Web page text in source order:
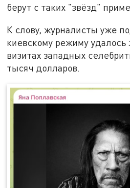
берут с таких "звёзд"
К слову, журналисты уже
киевскому режиму удалось
визитах западных
тысяч долларов.